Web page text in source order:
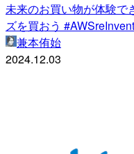
未来のお買い物が体験で
ズを買おう #AWSreInvent
兼本侑始
2024.12.03